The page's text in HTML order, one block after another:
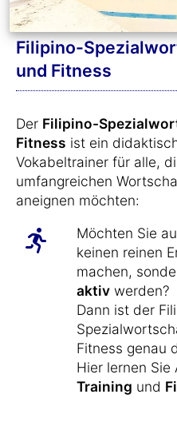
Filipino-
und Fitness
Der Filipino-
Fitness ist ein
Vokabeltrainer für alle,
umfangreichen
aneignen möchten:
Möchten Sie
keinen reinen
machen,
aktiv werden?
Dann ist der
Fitness genau
Hier lernen Sie
Training und